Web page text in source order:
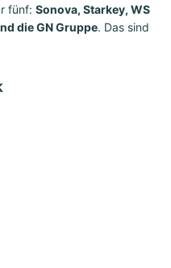
fünf: Sonova, Starkey, WS
die GN Gruppe. Das sind